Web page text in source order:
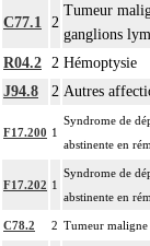
C77.1 2
Tumeur
ganglions
R04.2
2 Hémoptysie
J94.8
2 Autres
F17.200 1
Syndrome de
abstinente en
F17.202 1
Syndrome de
abstinente en
C78.2 2 Tumeur maligne